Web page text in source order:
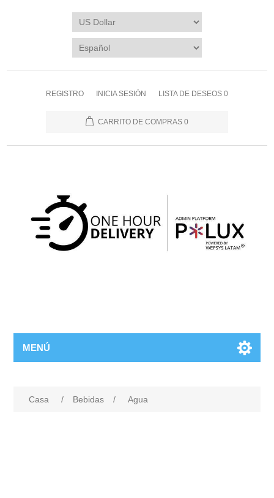
REGISTRO INICIA SESIÓN LISTA DE DESEOS 0
CARRITO DE COMPRAS 0
MENÚ
Casa / Bebidas / Agua